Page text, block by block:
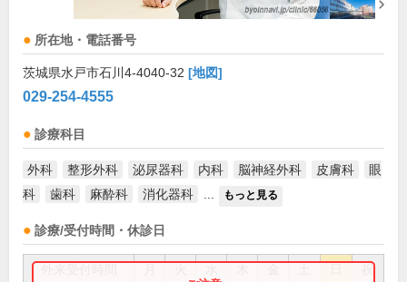
所在地・電話番号
茨城県水戸市石川4-4040-32 [地図]
029-254-4555
診療科目
外科 整形外科 泌尿器科 内科 脳神経外科 皮膚科
眼
科
歯科 麻酔科 消化器科 もっと見る
診療/受付時間・休診日
祝